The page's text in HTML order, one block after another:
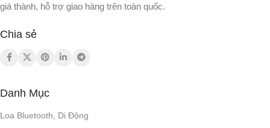
giá thành, hỗ trợ giao hàng trên toàn quốc.
Chia sẻ
Danh Mục
Loa Bluetooth, Di Động